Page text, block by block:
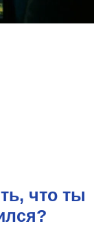
что ты